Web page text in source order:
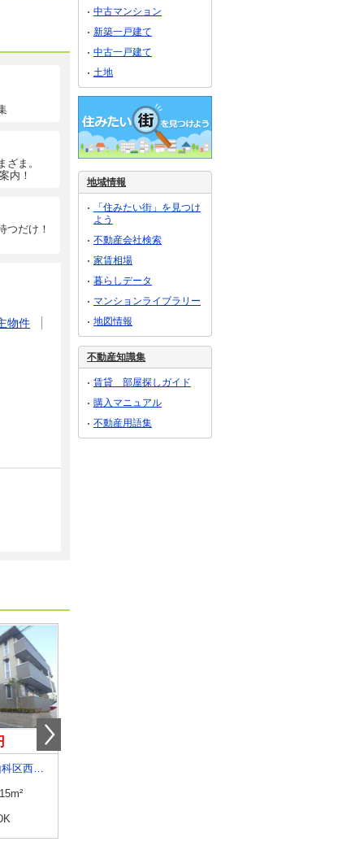
ま。
内！
つだけ！
物件
京都府京都市山科区西野山欠ノ上町
中古マンション
新築一戸建て
中古一戸建て
土地
地域情報
「住みたい街」を見つけ
よう
不動産会社検索
家賃相場
暮らしデータ
マンションライブラリー
地図情報
不動産知識集
賃貸 部屋探しガイド
購入マニュアル
不動産用語集